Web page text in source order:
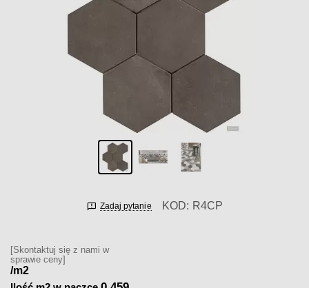
Zadaj pytanie KOD: R4CP
[Skontaktuj się z nami w
sprawie ceny]
/m2